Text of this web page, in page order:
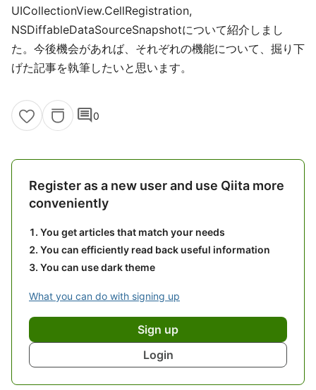
UICollectionView.CellRegistration,
NSDiffableDataSourceSnapshotについて紹介しまし
た。今後機会があれば、それぞれの機能について、掘り下
げた記事を執筆したいと思います。
comment0
Register as a new user and use Qiita more
conveniently
You get articles that match your needs
You can efficiently read back useful information
You can use dark theme
What you can do with signing up
Sign up
Login